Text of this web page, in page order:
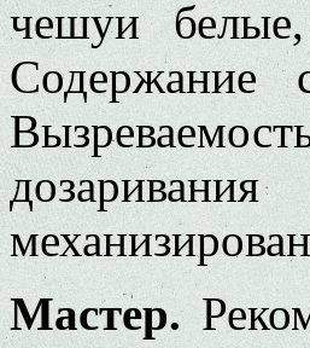
чешуи
Содержание
Мастер.